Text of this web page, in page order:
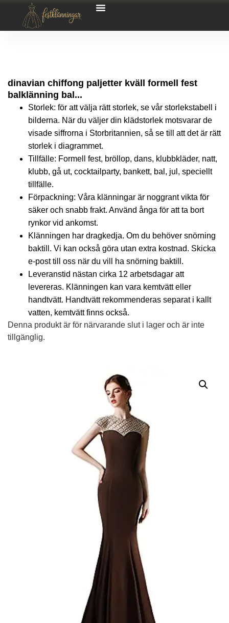
dinavian chiffong paljetter kväll formell fest
balklänning bal...
Storlek: för att välja rätt storlek, se vår storlekstabell i
bilderna. När du väljer din klädstorlek motsvarar de
visade siffrorna i Storbritannien, så se till att det är rätt
storlek i diagrammet.
Tillfälle: Formell fest, bröllop, dans, klubbkläder, natt,
klubb, gå ut, cocktailparty, bankett, bal, jul, speciellt
tillfälle.
Förpackning: Våra klänningar är noggrant vikta för
säker och snabb frakt. Använd ånga för att ta bort
rynkor vid ankomst.
Klänningen har dragkedja. Om du behöver snörning
baktill. Vi kan också göra utan extra kostnad. Skicka
e-post till oss när du vill ha snörning baktill.
Leveranstid nästan cirka 12 arbetsdagar att
levereras. Klänningen kan vara kemtvätt eller
handtvätt. Handtvätt rekommenderas separat i kallt
vatten, kemtvätt finns också.
Denna produkt är för närvarande slut i lager och är inte
tillgänglig.